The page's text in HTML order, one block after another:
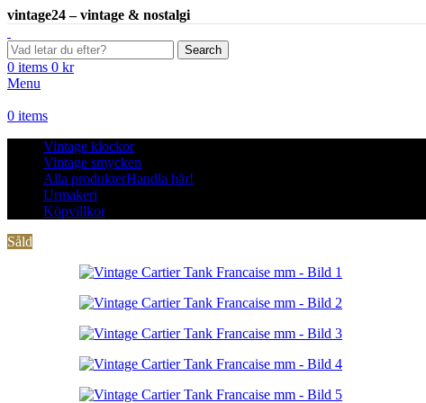
vintage24 – vintage & nostalgi
Search
0 items 0 kr
Menu
0 items
Vintage klockor
Vintage smycken
Alla produkterHandla här!
Urmakeri
Köpvillkor
Såld